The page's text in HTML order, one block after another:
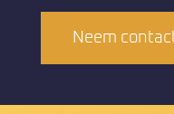
Neem